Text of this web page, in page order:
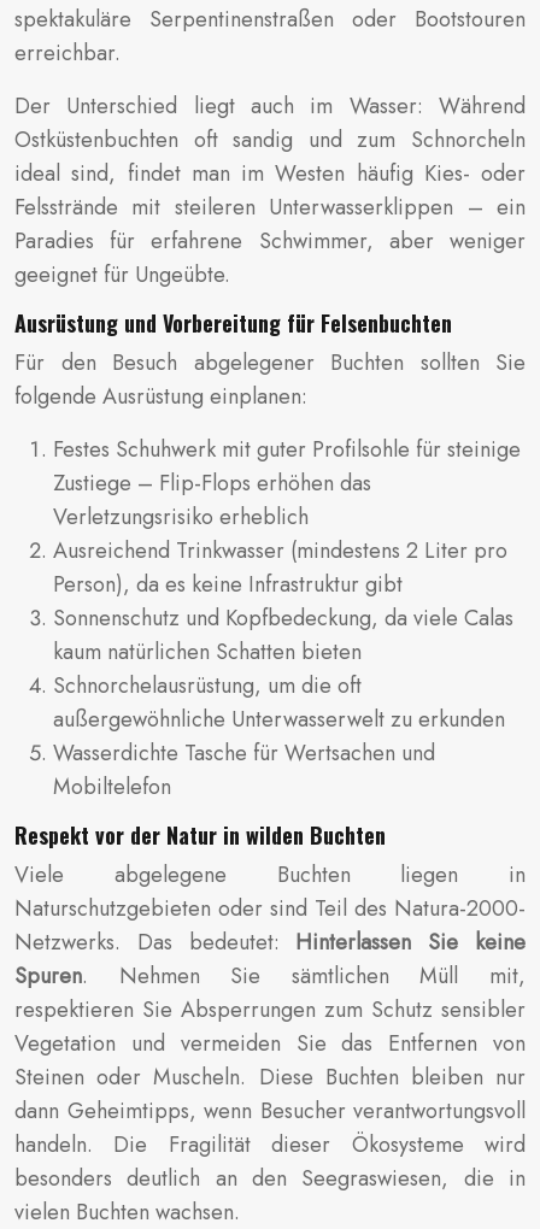
spektakuläre Serpentinenstraßen oder Bootstouren
erreichbar.
Der Unterschied liegt auch im Wasser: Während
Ostküstenbuchten oft sandig und zum Schnorcheln
ideal sind, findet man im Westen häufig Kies- oder
Felsstrände mit steileren Unterwasserklippen – ein
Paradies für erfahrene Schwimmer, aber weniger
geeignet für Ungeübte.
Ausrüstung und Vorbereitung für Felsenbuchten
Für den Besuch abgelegener Buchten sollten Sie
folgende Ausrüstung einplanen:
Festes Schuhwerk mit guter Profilsohle für steinige
Zustiege – Flip-Flops erhöhen das
Verletzungsrisiko erheblich
Ausreichend Trinkwasser (mindestens 2 Liter pro
Person), da es keine Infrastruktur gibt
Sonnenschutz und Kopfbedeckung, da viele Calas
kaum natürlichen Schatten bieten
Schnorchelausrüstung, um die oft
außergewöhnliche Unterwasserwelt zu erkunden
Wasserdichte Tasche für Wertsachen und
Mobiltelefon
Respekt vor der Natur in wilden Buchten
Viele abgelegene Buchten liegen in
Naturschutzgebieten oder sind Teil des Natura-2000-
Netzwerks. Das bedeutet: Hinterlassen Sie keine
Spuren. Nehmen Sie sämtlichen Müll mit,
respektieren Sie Absperrungen zum Schutz sensibler
Vegetation und vermeiden Sie das Entfernen von
Steinen oder Muscheln. Diese Buchten bleiben nur
dann Geheimtipps, wenn Besucher verantwortungsvoll
handeln. Die Fragilität dieser Ökosysteme wird
besonders deutlich an den Seegraswiesen, die in
vielen Buchten wachsen.